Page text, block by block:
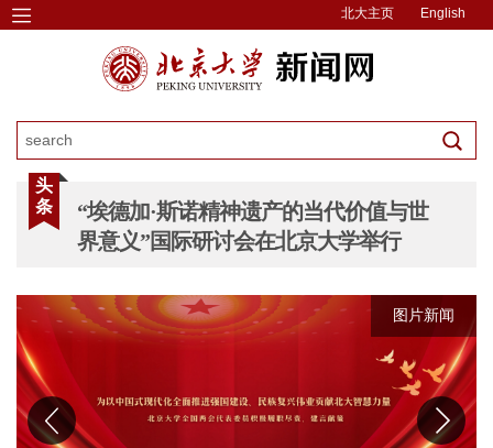
北大主页 English
头
条
“埃德加·斯诺精神遗产的当代价值与世
界意义”国际研讨会在北京大学举行
图片新闻
图片新闻
图片新闻
图片新闻